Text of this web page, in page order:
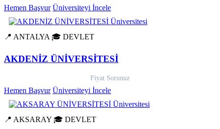
Hemen Başvur Üniversiteyi İncele
📍 ANTALYA 🎓 DEVLET
AKDENİZ ÜNİVERSİTESİ
Fiyat Sorunuz
Hemen Başvur Üniversiteyi İncele
📍 AKSARAY 🎓 DEVLET